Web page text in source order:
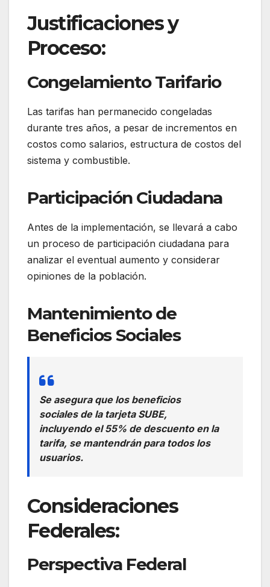
Justificaciones y
Proceso:
Congelamiento Tarifario
Las tarifas han permanecido congeladas
durante tres años, a pesar de incrementos en
costos como salarios, estructura de costos del
sistema y combustible.
Participación Ciudadana
Antes de la implementación, se llevará a cabo
un proceso de participación ciudadana para
analizar el eventual aumento y considerar
opiniones de la población.
Mantenimiento de
Beneficios Sociales
Se asegura que los beneficios
sociales de la tarjeta SUBE,
incluyendo el 55% de descuento en la
tarifa, se mantendrán para todos los
usuarios.
Consideraciones
Federales:
Perspectiva Federal